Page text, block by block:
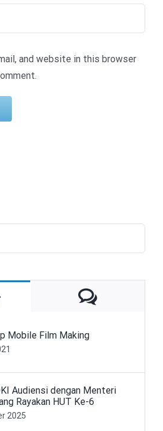
and website in this browser
Mobile Film Making
Audiensi dengan Menteri
Rayakan HUT Ke-6
2025